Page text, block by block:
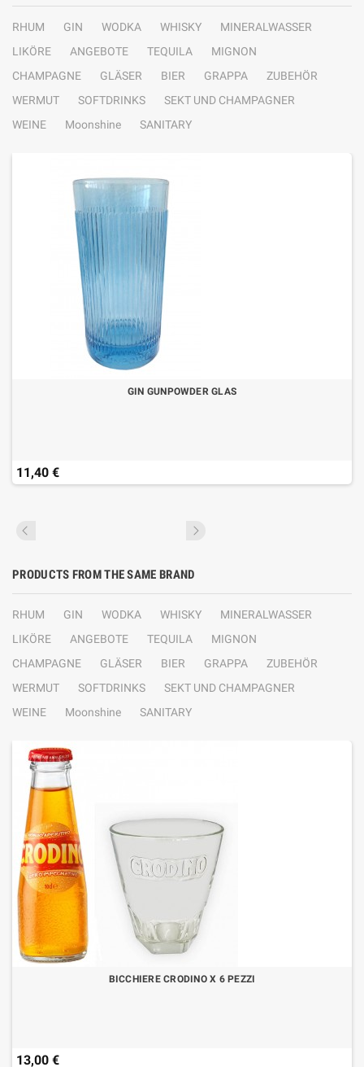
RHUM GIN WODKA WHISKY
MINERALWASSER
LIKÖRE
ANGEBOTE TEQUILA
MIGNON
CHAMPAGNE
GLÄSER BIER GRAPPA
ZUBEHÖR
WERMUT
SOFTDRINKS
SEKT UND CHAMPAGNER
WEINE
Moonshine SANITARY
GIN GUNPOWDER GLAS
11,40 €
PRODUCTS FROM THE SAME BRAND
RHUM GIN WODKA WHISKY
MINERALWASSER
LIKÖRE
ANGEBOTE TEQUILA
MIGNON
CHAMPAGNE
GLÄSER BIER GRAPPA
ZUBEHÖR
WERMUT
SOFTDRINKS
SEKT UND CHAMPAGNER
WEINE
Moonshine SANITARY
BICCHIERE CRODINO X 6 PEZZI
13,00 €